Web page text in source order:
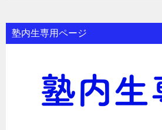
塾内生専用ページ